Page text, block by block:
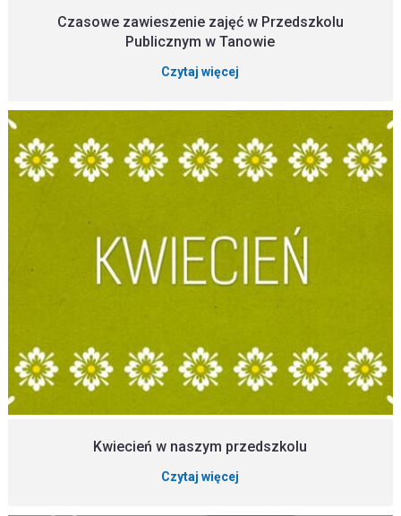
Czasowe zawieszenie zajęć w Przedszkolu
Publicznym w Tanowie
Czytaj więcej
Kwiecień w naszym przedszkolu
Czytaj więcej